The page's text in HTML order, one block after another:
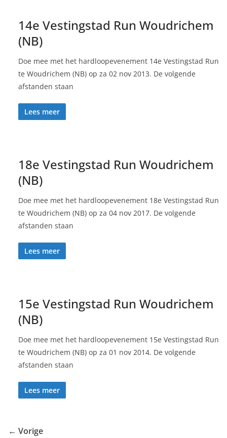
14e Vestingstad Run Woudrichem
(NB)
Doe mee met het hardloopevenement 14e Vestingstad Run
te Woudrichem (NB) op za 02 nov 2013. De volgende
afstanden staan
Lees meer
18e Vestingstad Run Woudrichem
(NB)
Doe mee met het hardloopevenement 18e Vestingstad Run
te Woudrichem (NB) op za 04 nov 2017. De volgende
afstanden staan
Lees meer
15e Vestingstad Run Woudrichem
(NB)
Doe mee met het hardloopevenement 15e Vestingstad Run
te Woudrichem (NB) op za 01 nov 2014. De volgende
afstanden staan
Lees meer
← Vorige